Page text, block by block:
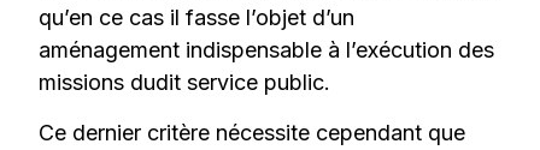
qu’en ce cas il fasse l’objet d’un
aménagement indispensable à l’exécution des
missions dudit service public.
Ce dernier critère nécessite cependant que